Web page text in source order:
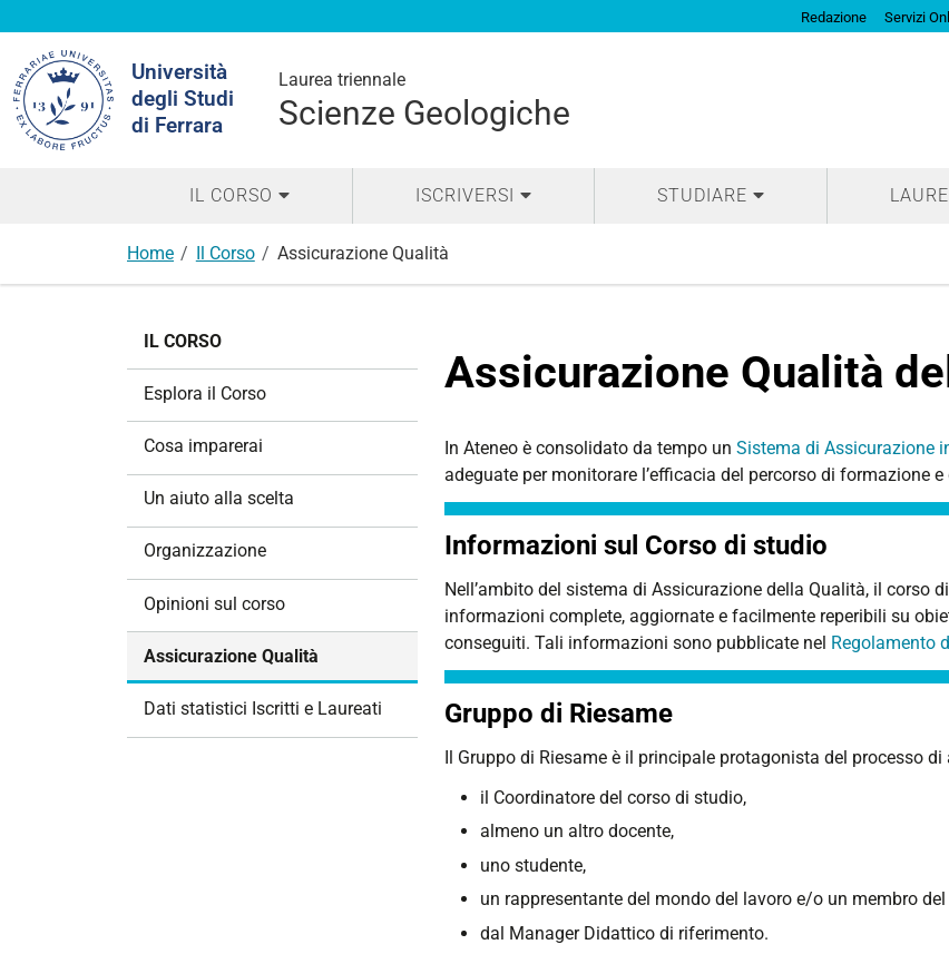
Redazione Servizi
Università
degli Studi
di Ferrara
Laurea triennale
Scienze Geologiche
nel
sito
IL CORSO ISCRIVERSI STUDIARE
Home Il Corso Assicurazione Qualità
Assicurazione Qualità
In Ateneo è consolidato da tempo un Sistema di Assicurazione
adeguate per monitorare l’efficacia del percorso di formazione
Informazioni sul Corso di studio
Nell’ambito del sistema di Assicurazione della Qualità, il corso
informazioni complete, aggiornate e facilmente reperibili su
conseguiti. Tali informazioni sono pubblicate nel Regolamento
Gruppo di Riesame
Il Gruppo di Riesame è il principale protagonista del processo
il Coordinatore del corso di studio,
almeno un altro docente,
uno studente,
un rappresentante del mondo del lavoro e/o un membro
dal Manager Didattico di riferimento.
IL CORSO
Esplora il Corso
Cosa imparerai
Un aiuto alla scelta
Organizzazione
Opinioni sul corso
Assicurazione Qualità
Dati statistici Iscritti e Laureati